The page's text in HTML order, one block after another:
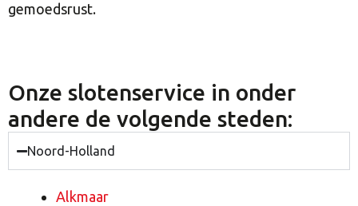
gemoedsrust.
Onze slotenservice in onder
andere de volgende steden:
Noord-Holland
Alkmaar